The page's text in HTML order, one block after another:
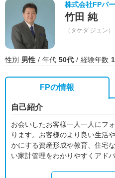
株式会社FPパ
竹田 純
（タケダ ジュン）
性別 男性 年代 50代 経験年数
FPの情報
自己紹介
お会いしたお客様一人一人にフ
ります。お客様のより良い生活
かにする資産形成や教育、住宅
い家計管理をわかりやすくアド